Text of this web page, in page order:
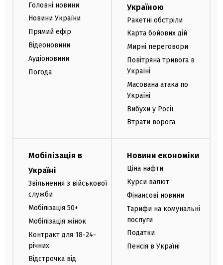
Головні новини
Новини України
Прямий ефір
Відеоновини
Аудіоновини
Погода
Україною
Ракетні обстріли
Карта бойових дій
Мирні переговори
Повітряна тривога в
Україні
Масована атака по
Україні
Вибухи у Росії
Втрати ворога
Мобілізація в
Україні
Звільнення з військової
служби
Мобілізація 50+
Мобілізація жінок
Контракт для 18-24-
річних
Відстрочка від
Новини економіки
Ціна нафти
Курси валют
Фінансові новини
Тарифи на комунальні
послуги
Податки
Пенсія в Україні